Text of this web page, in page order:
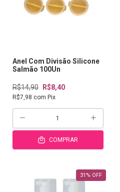
Anel Com Divisão Silicone
Salmão 100Un
R$14,90 R$8,40
R$7,98 com Pix
COMPRAR
31 % OFF